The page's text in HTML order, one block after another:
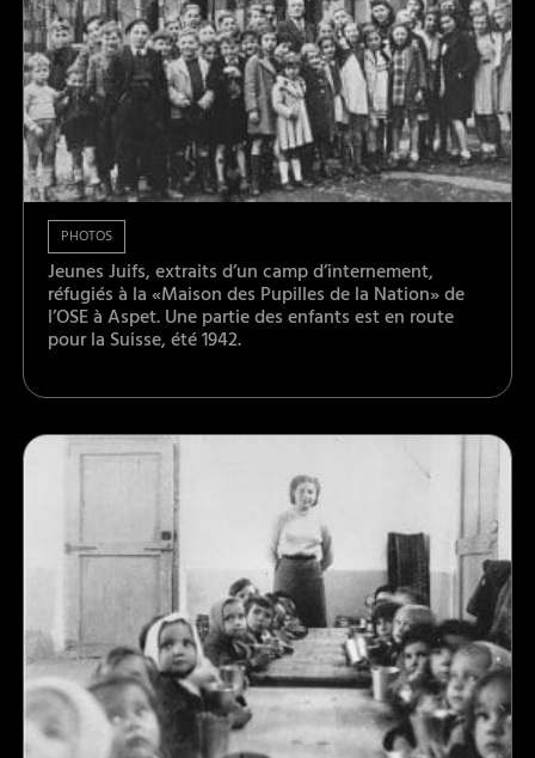
PHOTOS
Jeunes Juifs, extraits d’un camp d’internement,
réfugiés à la «Maison des Pupilles de la Nation» de
l’OSE à Aspet. Une partie des enfants est en route
pour la Suisse, été 1942.